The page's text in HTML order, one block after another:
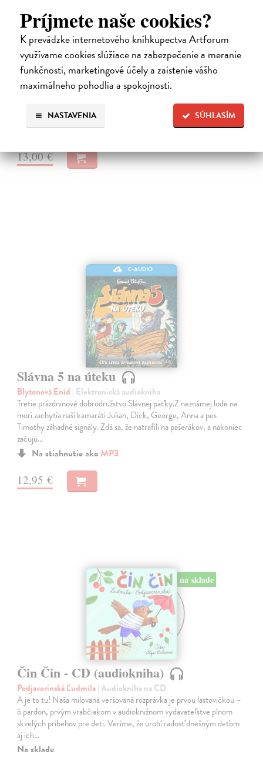
Príjmete naše cookies?
K prevádzke internetového kníhkupectva Artforum
využívame cookies slúžiace na zabezpečenie a meranie
funkčnosti, marketingové účely a zaistenie vášho
maximálneho pohodlia a spokojnosti.
SÚHLASÍM
NASTAVENIA
Až dozrieme
Rúfus Milan
| Elektronická audiokniha
Básnik Milan Rúfus patrí medzi najvýraznejšie osobnosti slovenskej
poézie. Debutoval básnickou zbierkou Až dozrieme (1956), ktorá
znamenala výrazný posun dobového chápania poézie.
Na stiahnutie akoMP3
13,00 €
E-AUDIO
Slávna 5 na úteku
Blytonová Enid | Elektronická audiokniha
Tretie prázdninové dobrodružstvo Slávnej päťky.Z neznámej lode na
mori zachytia naši kamaráti Julian, Dick, George, Anna a pes
Timothy záhadné signály. Zdá sa, že natrafili na pašerákov, a nakoniec
začujú…
Na stiahnutie ako MP3
12,95 €
na sklade
Čin Čin - CD (audiokniha)
Podjavorinská Ľudmila| Audiokniha na CD
A je to tu! Naša milovaná veršovaná rozprávka je prvou lastovičkou –
ó pardon, prvým vrabčiakom v audioknižnom vydavateľstve plnom
skvelých príbehov pre deti. Veríme, že urobí radosť dnešným deťom
aj ich…
Na sklade